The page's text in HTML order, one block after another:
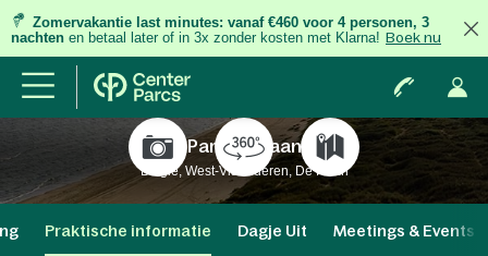
Zomervakantie last minutes: vanaf €460 voor 4 personen, 3
nachten en betaal later of in 3x zonder kosten met Klarna! Boek nu
Park De Haan
België, West-Vlaanderen, De Haan
Praktische informatie Dagje Uit Meetings & Events